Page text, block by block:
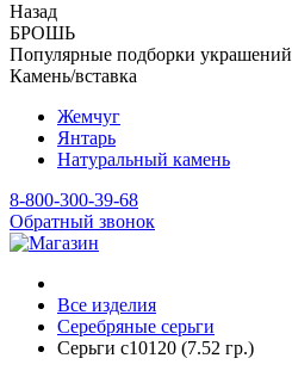
Назад
БРОШЬ
Популярные подборки украшений
Камень/вставка
Жемчуг
Янтарь
Натуральный камень
8-800-300-39-68
Обратный звонок
Все изделия
Серебряные серьги
Серьги с10120 (7.52 гр.)